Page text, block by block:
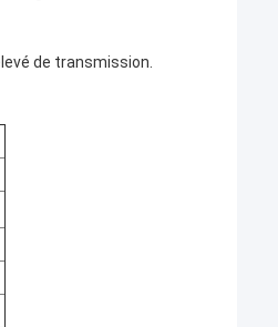
de transmission.